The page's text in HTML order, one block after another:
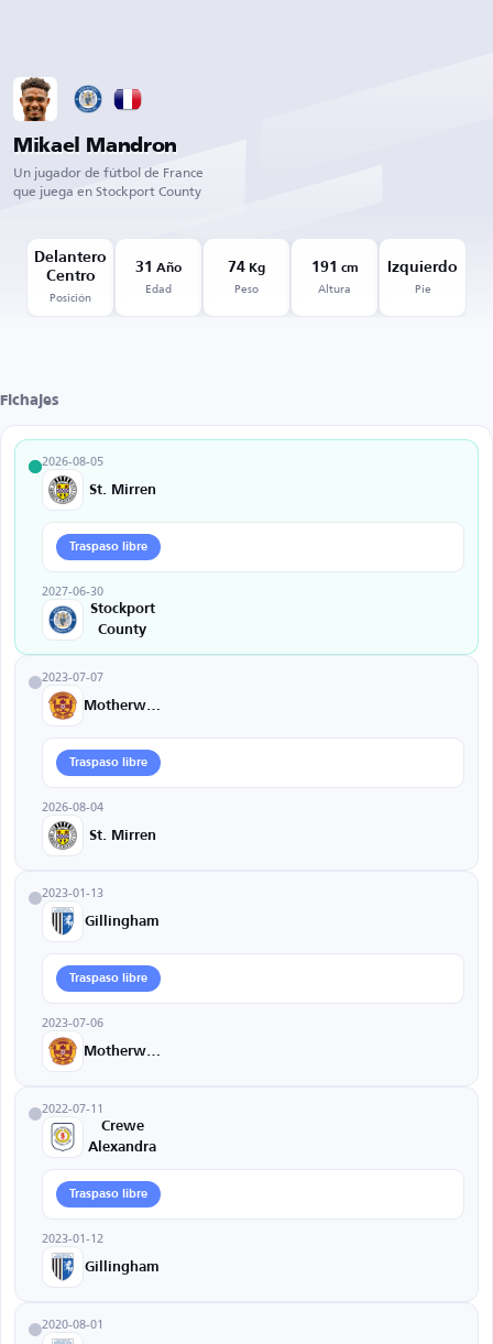
Mikael Mandron
Un jugador de fútbol de France
que juega en Stockport County
Delantero
Centro
Posición
31 Año
Edad
74 Kg
Peso
191 cm
Altura
Izquierdo
Pie
Fichajes
2026-08-05
St. Mirren
Traspaso libre
2027-06-30
Stockport
County
2023-07-07
Traspaso libre
2026-08-04
St. Mirren
2023-01-13
Gillingham
Traspaso libre
2023-07-06
2022-07-11
Crewe
Alexandra
Traspaso libre
2023-01-12
Gillingham
2020-08-01